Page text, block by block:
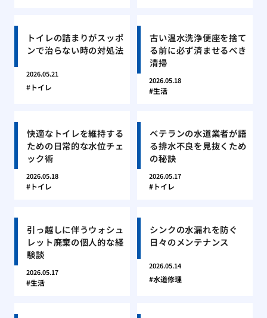
トイレの詰まりがスッポ
ンで治らない時の対処法
2026.05.21
トイレ
古い温水洗浄便座を捨て
る前に必ず済ませるべき
清掃
2026.05.18
生活
快適なトイレを維持する
ための日常的な水位チェ
ック術
2026.05.18
トイレ
ベテランの水道業者が語
る排水不良を見抜くため
の秘訣
2026.05.17
トイレ
引っ越しに伴うウォシュ
レット廃棄の個人的な経
験談
2026.05.17
生活
シンクの水漏れを防ぐ
日々のメンテナンス
2026.05.14
水道修理